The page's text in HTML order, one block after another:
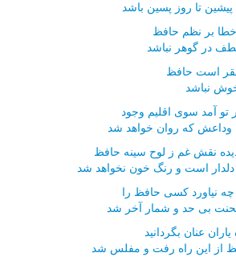
تا روز پسین باشد
بر نظم حافظ
در گوهر نباشد
است حافظ
خوش نباشد
تو آمد سوی اقلیم وجود
وداعش که روان خواهد شد
نقش غم ز لوح سینه حافظ
دلدار است و رنگ خون نخواهد شد
نیاورد کسی حافظ را
بی حد و شمار آخر شد
عنان بگردانید
از این راه رفت و مفلس شد